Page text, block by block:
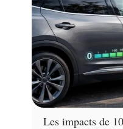
Les impacts de